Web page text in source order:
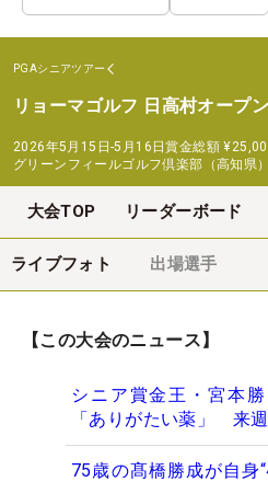
PGAシニアツアー
リョーマゴルフ 日高村オープン
2026年5月15日-5月16日賞金総額
グリーンフィールゴルフ倶楽部（高知県）
大会TOP リーダーボード
ライブフォト 出場選手
【この大会のニュース】
シニア賞金王・宮本
「ありがたい薬」 来
75歳の髙橋勝成が自身